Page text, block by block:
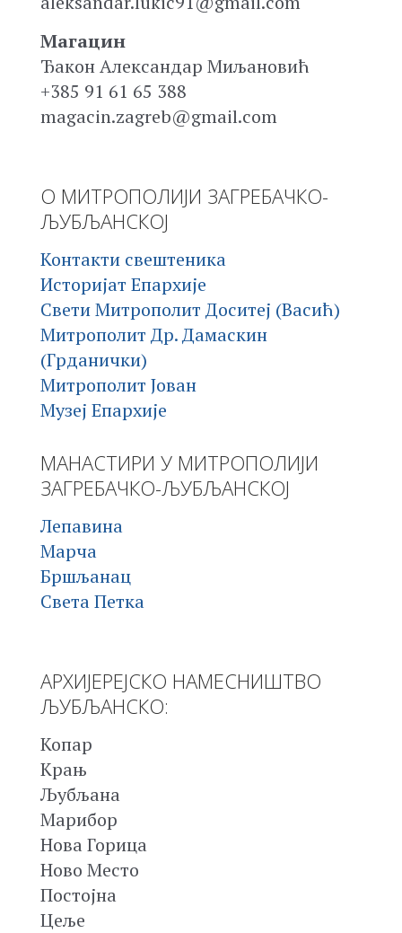
Магацин
Ђакон Александар Миљановић
+385 91 61 65 388
magacin.zagreb@gmail.com
О МИТРОПОЛИЈИ ЗАГРЕБАЧКО-
ЉУБЉАНСКОЈ
Контакти свештеника
Историјат Епархије
Свети Митрополит Доситеј (Васић)
Митрополит Др. Дамаскин
(Грданички)
Митрополит Јован
Музеј Епархије
МАНАСТИРИ У МИТРОПОЛИЈИ
ЗАГРЕБАЧКО-ЉУБЉАНСКОЈ
Лепавина
Марча
Бршљанац
Света Петка
АРХИЈЕРЕЈСКО НАМЕСНИШТВО
ЉУБЉАНСКО:
Копар
Крањ
Љубљана
Марибор
Нова Горица
Ново Место
Постојна
Цеље